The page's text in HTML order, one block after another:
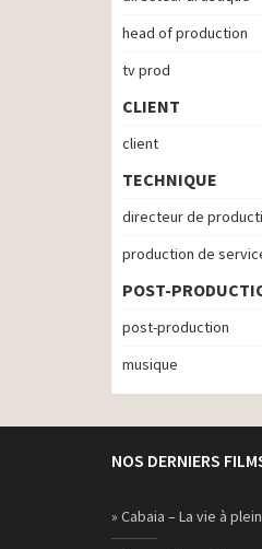
head of production
tv prod
CLIENT
client
TECHNIQUE
directeur de
production de
POST-
post-production
musique
NOS DERNIERS
» Cabaia – La vie à